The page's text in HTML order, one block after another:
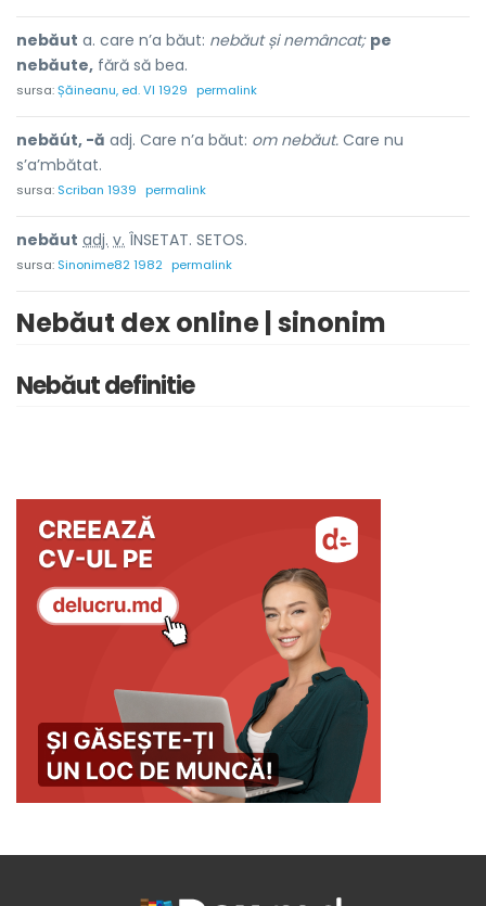
nebăut a. care n’a băut: nebăut și nemâncat; pe
nebăute, fără să bea.
sursa:Șăineanu, ed. VI 1929 permalink
nebăút, -ă adj. Care n’a băut: om nebăut. Care nu
s’a’mbătat.
sursa: Scriban 1939 permalink
nebăut adj. v. ÎNSETAT. SETOS.
sursa: Sinonime82 1982 permalink
Nebăut dex online | sinonim
Nebăut definitie